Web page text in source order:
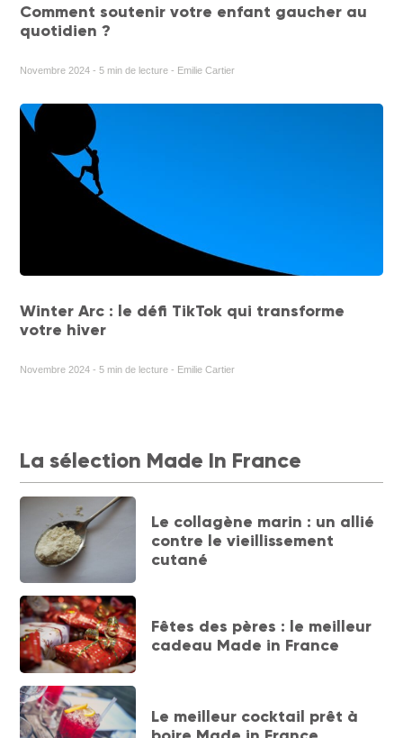
Comment soutenir votre enfant gaucher au
quotidien ?
Novembre 2024 - 5 min de lecture - Emilie Cartier
Winter Arc : le défi TikTok qui transforme
votre hiver
Novembre 2024 - 5 min de lecture - Emilie Cartier
La sélection Made In France
Le collagène marin : un allié
contre le vieillissement
cutané
Fêtes des pères : le meilleur
cadeau Made in France
Le meilleur cocktail prêt à